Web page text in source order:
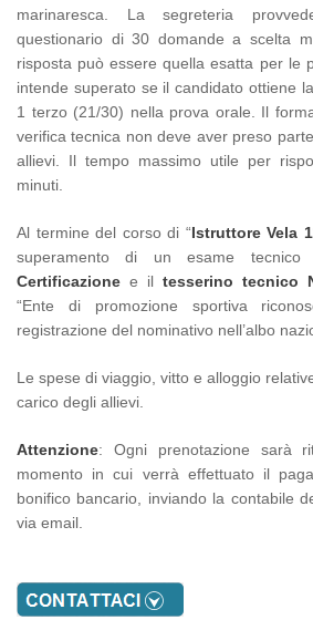
marinaresca. La segreteria
questionario di 30 domande a scelta
risposta può essere quella esatta per le
intende superato se il candidato ottiene
1 terzo (21/30) nella prova orale. Il
verifica tecnica non deve aver preso
allievi. Il tempo massimo utile per
minuti.
Al termine del corso di “Istruttore Vela
superamento di un esame tecnico
Certificazione e il tesserino tecnico
“Ente di promozione sportiva
registrazione del nominativo nell’albo
Le spese di viaggio, vitto e alloggio
carico degli allievi.
Attenzione: Ogni prenotazione sarà
momento in cui verrà effettuato il
bonifico bancario, inviando la contabile
via email.